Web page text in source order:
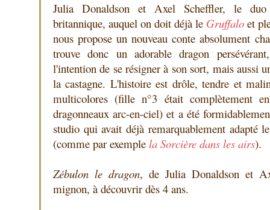
Julia Donaldson et Axel Scheffler, le
britannique, auquel on doit déjà le Gruffalo et
nous propose un nouveau conte absolument
trouve donc un adorable dragon
l'intention de se résigner à son sort, mais aussi
la castagne. L'histoire est drôle, tendre et
multicolores (fille n°3 était complètement
dragonneaux arc-en-ciel) et a été
studio qui avait déjà remarquablement adapté
(comme par exemple la Sorcière dans les airs).
Zébulon le dragon, de Julia Donaldson et
mignon, à découvrir dès 4 ans.